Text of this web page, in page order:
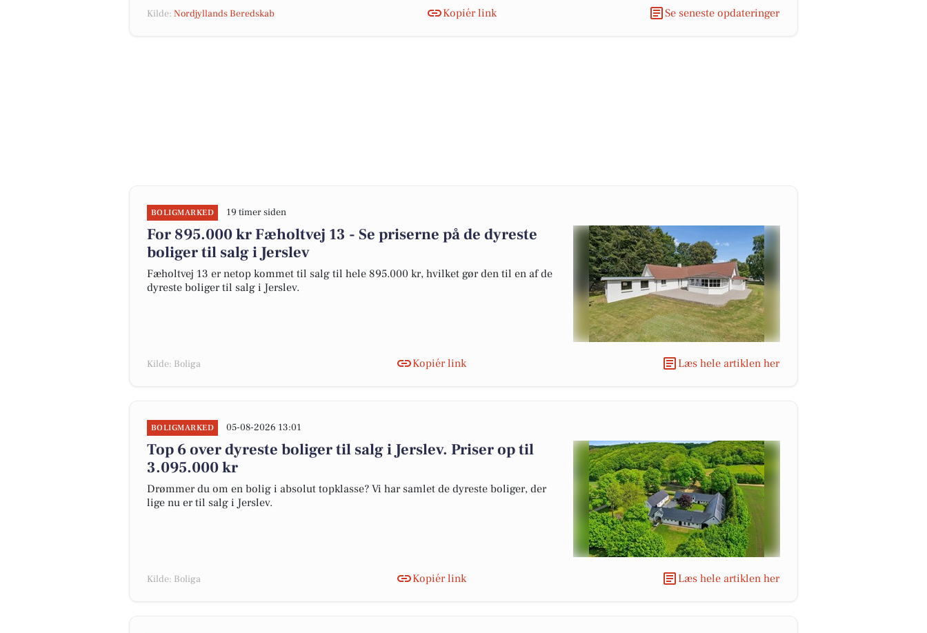
Kilde: Nordjyllands Beredskab Kopiér link Se seneste opdateringer
BOLIGMARKED 19 timer siden
For 895.000 kr Fæholtvej 13 - Se priserne på de dyreste
boliger til salg i Jerslev
Fæholtvej 13 er netop kommet til salg til hele 895.000 kr, hvilket gør den til en af de
dyreste boliger til salg i Jerslev.
Kilde: Boliga Kopiér link Læs hele artiklen her
BOLIGMARKED 05-08-2026 13:01
Top 6 over dyreste boliger til salg i Jerslev. Priser op til
3.095.000 kr
Drømmer du om en bolig i absolut topklasse? Vi har samlet de dyreste boliger, der
lige nu er til salg i Jerslev.
Kilde: Boliga Kopiér link Læs hele artiklen her